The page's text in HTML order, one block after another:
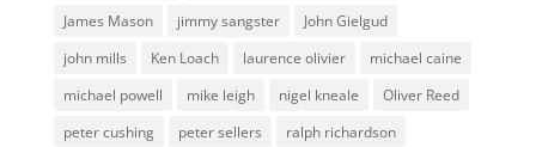
James Mason
jimmy sangster
John Gielgud
john mills
Ken Loach laurence olivier
michael caine
michael powell
mike leigh nigel kneale
Oliver Reed
peter cushing
peter sellers
ralph richardson